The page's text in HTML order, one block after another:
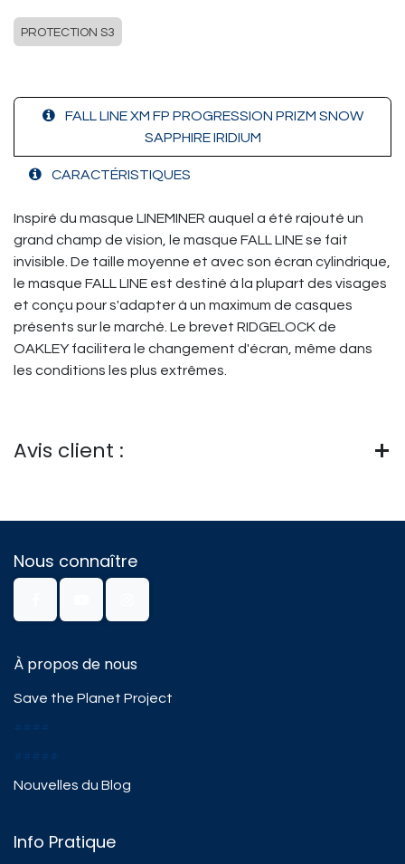
PROTECTION S3
FALL LINE XM FP PROGRESSION PRIZM SNOW
SAPPHIRE IRIDIUM
CARACTÉRISTIQUES
Inspiré du masque LINEMINER auquel a été rajouté un
grand champ de vision, le masque FALL LINE se fait
invisible. De taille moyenne et avec son écran cylindrique,
le masque FALL LINE est destiné à la plupart des visages
et conçu pour s'adapter à un maximum de casques
présents sur le marché. Le brevet RIDGELOCK de
OAKLEY facilitera le changement d'écran, même dans
les conditions les plus extrêmes.
Avis client :
Nous connaître
À propos de nous
Save the Planet Project
####
#####
Nouvelles du Blog
Info Pratique